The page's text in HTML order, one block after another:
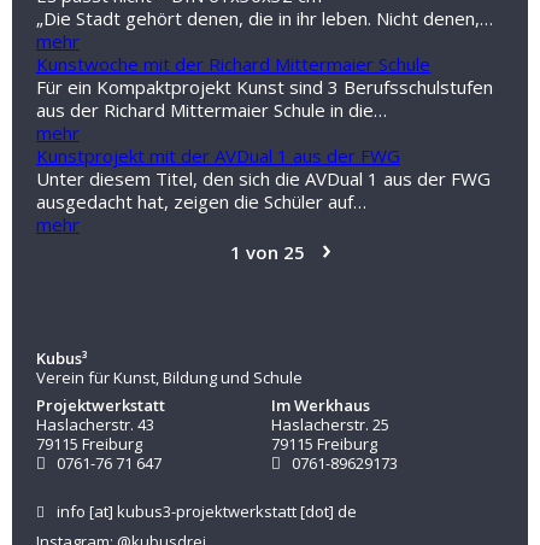
„Die Stadt gehört denen, die in ihr leben. Nicht denen,…
mehr
Kunstwoche mit der Richard Mittermaier Schule
Für ein Kompaktprojekt Kunst sind 3 Berufsschulstufen
aus der Richard Mittermaier Schule in die…
mehr
Kunstprojekt mit der AVDual 1 aus der FWG
Unter diesem Titel, den sich die AVDual 1 aus der FWG
ausgedacht hat, zeigen die Schüler auf…
mehr
1 von 25
›
Kubus³
Verein für Kunst, Bildung und Schule
Projektwerkstatt
Haslacherstr. 43
79115 Freiburg
0761-76 71 647
Im Werkhaus
Haslacherstr. 25
79115 Freiburg
0761-89629173
info [at] kubus3-projektwerkstatt[dot] de